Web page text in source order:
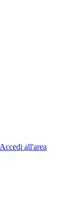
Accedi all'area